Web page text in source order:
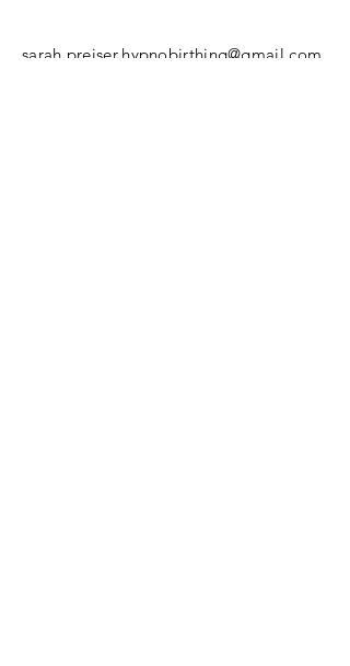
sarah.preiser.hypnobirthing@gmail.com